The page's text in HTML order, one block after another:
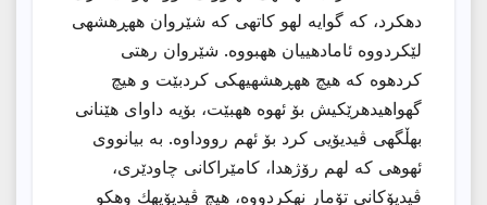
دهكرد، كه گوایه لهو كاتهی كه شێروان ههڕهشهی
لێكردووه ئامادهییان ههبووه. شێروان رهتی
كردهوه كه هیچ ههڕهشهیهكی كردبێت و هیچ
گهواهیدهرێكیش بۆ ئهوه ههبێت، بۆیه داوای هێنانی
بهڵگهی ڤیدیۆیی كرد بۆ ئهم رووداوه. به بیانووی
ئهوهی كه لهم رۆژهدا، كامێراكانی چاودێری،
ڤیدیۆكانی تۆمار نهكردووه، هیچ ڤیدیۆیهك وهكو